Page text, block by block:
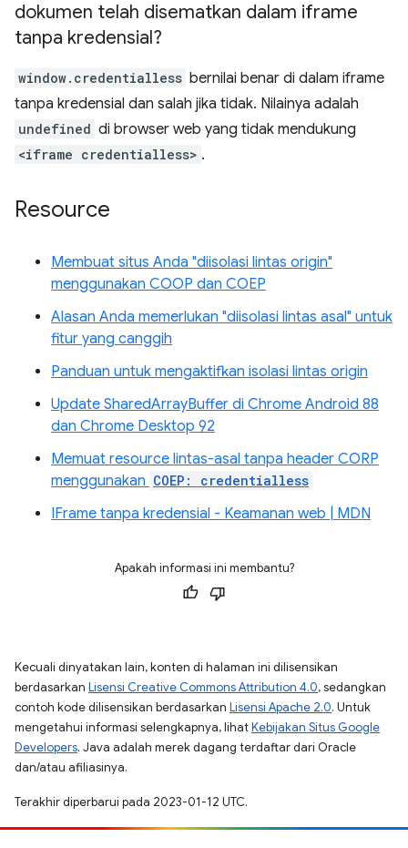
dokumen telah disematkan dalam iframe
tanpa kredensial?
window.credentialless bernilai benar di dalam iframe
tanpa kredensial dan salah jika tidak. Nilainya adalah
undefined di browser web yang tidak mendukung
<iframe credentialless> .
Resource
Membuat situs Anda "diisolasi lintas origin"
menggunakan COOP dan COEP
Alasan Anda memerlukan "diisolasi lintas asal" untuk
fitur yang canggih
Panduan untuk mengaktifkan isolasi lintas origin
Update SharedArrayBuffer di Chrome Android 88
dan Chrome Desktop 92
Memuat resource lintas-asal tanpa header CORP
menggunakan COEP: credentialless
IFrame tanpa kredensial - Keamanan web | MDN
Apakah informasi ini membantu?
Kecuali dinyatakan lain, konten di halaman ini dilisensikan
berdasarkan Lisensi Creative Commons Attribution 4.0, sedangkan
contoh kode dilisensikan berdasarkan Lisensi Apache 2.0. Untuk
mengetahui informasi selengkapnya, lihatKebijakan Situs Google
Developers. Java adalah merek dagang terdaftar dari Oracle
dan/atau afiliasinya.
Terakhir diperbarui pada 2023-01-12 UTC.